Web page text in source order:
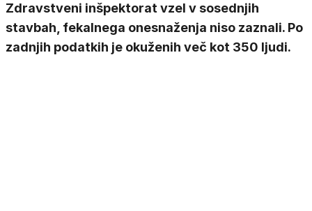
Zdravstveni inšpektorat vzel v sosednjih
stavbah, fekalnega onesnaženja niso zaznali. Po
zadnjih podatkih je okuženih več kot 350 ljudi.